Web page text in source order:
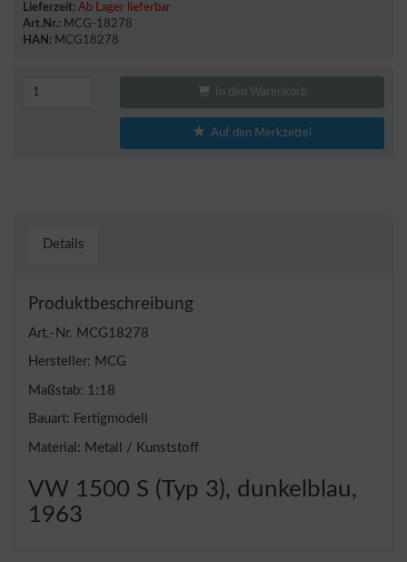
Lieferzeit: Ab Lager lieferbar
Art.Nr.: MCG-18278
HAN: MCG18278
In den Warenkorb
Auf den Merkzettel
Details
Produktbeschreibung
Art.-Nr. MCG18278
Hersteller: MCG
Maßstab: 1:18
Bauart: Fertigmodell
Material: Metall / Kunststoff
VW 1500 S (Typ 3), dunkelblau,
1963